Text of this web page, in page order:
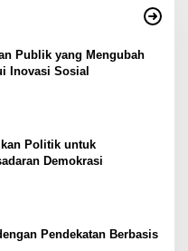
Publik yang Mengubah
Inovasi Sosial
Politik untuk
Demokrasi
Pendekatan Berbasis